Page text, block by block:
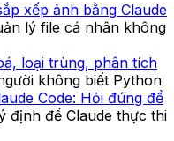
xếp ảnh bằng Claude
lý file cá nhân không
loại trùng, phân tích
không biết Python
Code: Hỏi đúng để
định để Claude thực thi